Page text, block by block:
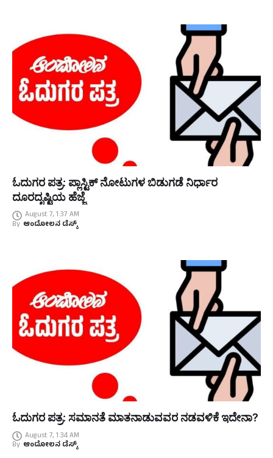
ಓದುಗರ ಪತ್ರ: ಪ್ಲಾಸ್ಟಿಕ್ ನೋಟುಗಳ ಬಿಡುಗಡೆ ನಿರ್ಧಾರ
ದೂರದೃಷ್ಟಿಯ ಹೆಜ್ಜೆ
August 7, 1:37 AM
By ಆಂದೋಲನ ಡೆಸ್ಕ್
ಓದುಗರ ಪತ್ರ: ಸಮಾನತೆ ಮಾತನಾಡುವವರ ನಡವಳಿಕೆ ಇದೇನಾ?
August 7, 1:34 AM
By ಆಂದೋಲನ ಡೆಸ್ಕ್